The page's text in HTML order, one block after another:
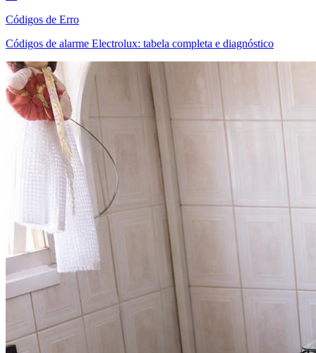
Códigos de Erro
Códigos de alarme Electrolux: tabela completa e diagnóstico